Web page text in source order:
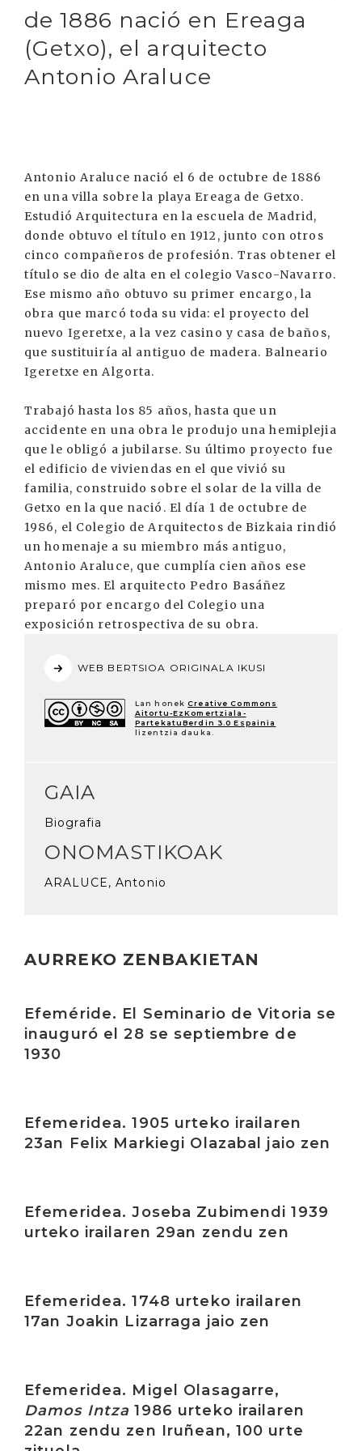
de 1886 nació en Ereaga
(Getxo), el arquitecto
Antonio Araluce
Antonio Araluce nació el 6 de octubre de 1886
en una villa sobre la playa Ereaga de Getxo.
Estudió Arquitectura en la escuela de Madrid,
donde obtuvo el título en 1912, junto con otros
cinco compañeros de profesión. Tras obtener el
título se dio de alta en el colegio Vasco-Navarro.
Ese mismo año obtuvo su primer encargo, la
obra que marcó toda su vida: el proyecto del
nuevo Igeretxe, a la vez casino y casa de baños,
que sustituiría al antiguo de madera. Balneario
Igeretxe en Algorta.
Trabajó hasta los 85 años, hasta que un
accidente en una obra le produjo una hemiplejia
que le obligó a jubilarse. Su último proyecto fue
el edificio de viviendas en el que vivió su
familia, construido sobre el solar de la villa de
Getxo en la que nació. El día 1 de octubre de
1986, el Colegio de Arquitectos de Bizkaia rindió
un homenaje a su miembro más antiguo,
Antonio Araluce, que cumplía cien años ese
mismo mes. El arquitecto Pedro Basáñez
preparó por encargo del Colegio una
exposición retrospectiva de su obra.
WEB BERTSIOA ORIGINALA IKUSI
Lan honek Creative Commons
Aitortu-EzKomertziala-
PartekatuBerdin 3.0 Espainia
lizentzia dauka.
GAIA
Biografia
ONOMASTIKOAK
ARALUCE, Antonio
AURREKO ZENBAKIETAN
Efeméride. El Seminario de Vitoria se
inauguró el 28 se septiembre de
1930
Efemeridea. 1905 urteko irailaren
23an Felix Markiegi Olazabal jaio zen
Efemeridea. Joseba Zubimendi 1939
urteko irailaren 29an zendu zen
Efemeridea. 1748 urteko irailaren
17an Joakin Lizarraga jaio zen
Efemeridea. Migel Olasagarre,
Damos Intza 1986 urteko irailaren
22an zendu zen Iruñean, 100 urte